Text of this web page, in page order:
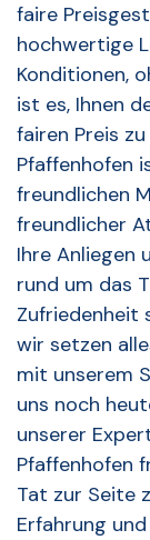
faire
hochwertige
Konditionen,
ist es, Ihnen
fairen Preis
Pfaffenhofen
freundlichen
freundlicher
Ihre Anliegen
rund um das
Zufriedenheit
wir setzen
mit unserem
uns noch
unserer
Pfaffenhofen
Tat zur Seite
Erfahrung